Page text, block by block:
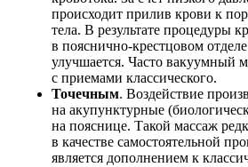
происходит прилив крови к
тела. В результате процедуры
в пояснично-крестцовом
улучшается. Часто вакуумный
с приемами классического.
Точечным. Воздействие
на акупунктурные
на пояснице. Такой массаж
в качестве самостоятельной
является дополнением к